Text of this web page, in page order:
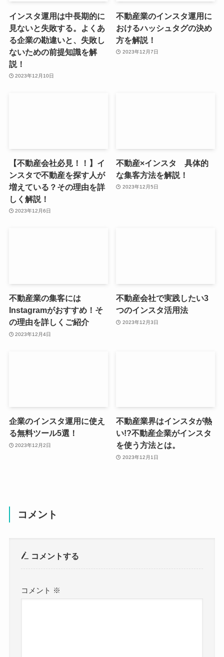
インスタ運用は中長期的に
見ないと失敗する。よくあ
る企業の勘違いと、失敗し
ないための前提知識を解
説！
2023年12月10日
不動産業のインスタ運用に
おけるハッシュタグの決め
方を解説！
2023年12月7日
【不動産会社必見！！】イ
ンスタで不動産を探す人が
増えている？その理由を詳
しく解説！
2023年12月6日
不動産×インスタ 具体的
な集客方法を解説！
2023年12月5日
不動産業の集客には
Instagramがおすすめ！そ
の理由を詳しくご紹介
2023年12月4日
不動産会社で実践したい3
つのインスタ活用法
2023年12月3日
企業のインスタ運用に使え
る無料ツール5選！
2023年12月2日
不動産業界はインスタが熱
い!?不動産企業がインスタ
を使う方法とは。
2023年12月1日
コメント
コメントする
コメント ※